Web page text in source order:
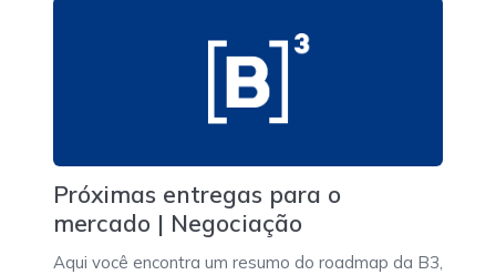
Próximas entregas para o
mercado | Negociação
Aqui você encontra um resumo do roadmap da B3,